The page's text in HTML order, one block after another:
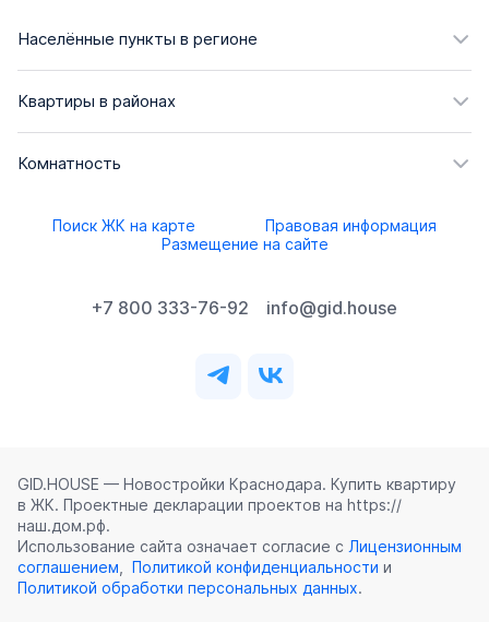
Населённые пункты в регионе
Квартиры в районах
Комнатность
Поиск ЖК на карте
Правовая информация
Размещение на сайте
+7 800 333-76-92 info@gid.house
GID.HOUSE — Новостройки Краснодара. Купить квартиру
в ЖК. Проектные декларации проектов на https://
наш.дом.рф.
Использование сайта означает согласие с Лицензионным
соглашением
Политикой конфиденциальности и
Политикой обработки персональных данных.